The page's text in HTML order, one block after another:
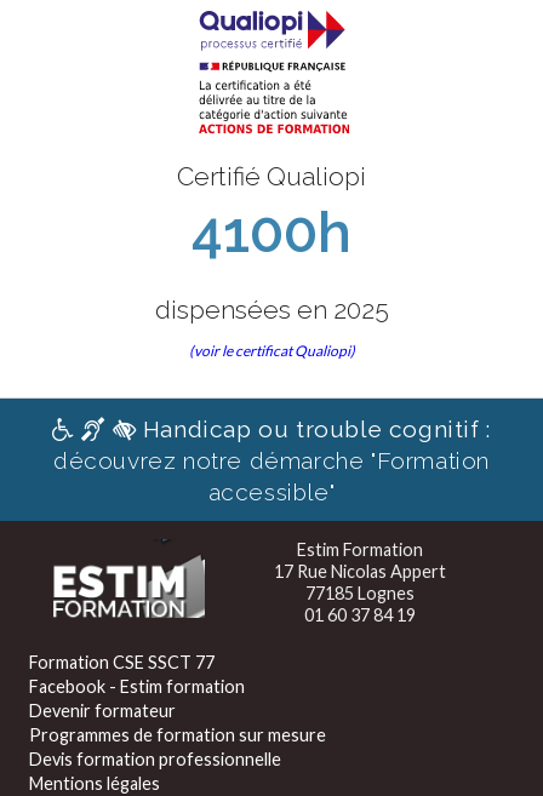
Certifié Qualiopi
4100h
dispensées en 2025
(voir le certificat Qualiopi)
Handicap ou trouble cognitif :
découvrez notre démarche "Formation
accessible"
Estim Formation
17 Rue Nicolas Appert
77185 Lognes
01 60 37 84 19
Formation CSE SSCT 77
Facebook - Estim formation
Devenir formateur
Programmes de formation sur mesure
Devis formation professionnelle
Mentions légales